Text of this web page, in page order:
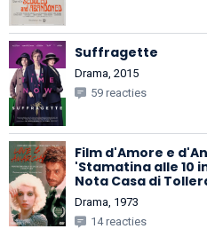
Suffragette
Drama, 2015
59 reacties
Film d'Amore e
'Stamatina alle 10
Nota Casa di
Drama, 1973
14 reacties